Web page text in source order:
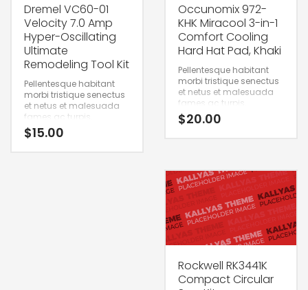
Dremel VC60-01
Velocity 7.0 Amp
Hyper-Oscillating
Ultimate
Remodeling Tool Kit
Pellentesque habitant
morbi tristique senectus
et netus et malesuada
fames ac turpis.
$15.00
Occunomix 972-
KHK Miracool 3-in-1
Comfort Cooling
Hard Hat Pad, Khaki
Pellentesque habitant
morbi tristique senectus
et netus et malesuada
fames ac turpis.
$20.00
Rockwell RK3441K
Compact Circular